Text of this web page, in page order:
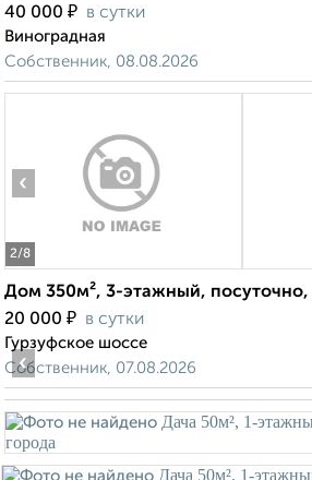
40 000 ₽ в сутки
Виноградная
Собственник, 08.08.2026
2/8
‹
Дом 350м², 3-этажный, посуточно,
20 000 ₽ в сутки
Гурзуфское шоссе
Собственник, 07.08.2026
‹